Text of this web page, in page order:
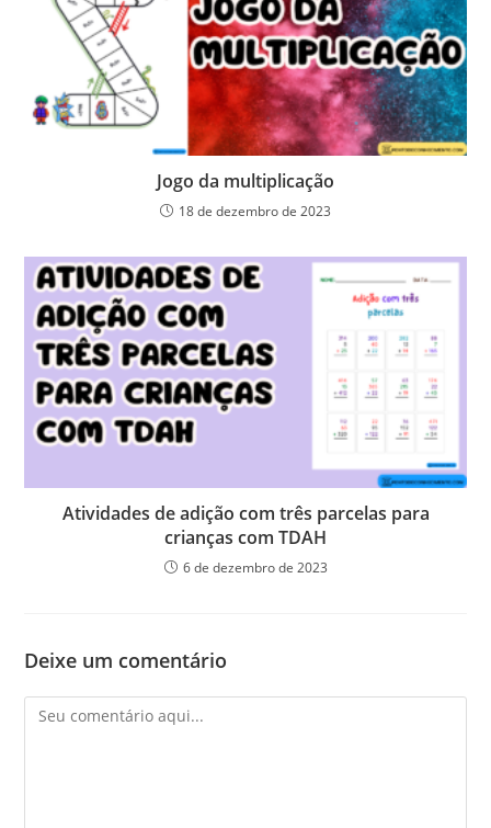
Jogo da multiplicação
18 de dezembro de 2023
Atividades de adição com três parcelas para
crianças com TDAH
6 de dezembro de 2023
Deixe um comentário
Comentário